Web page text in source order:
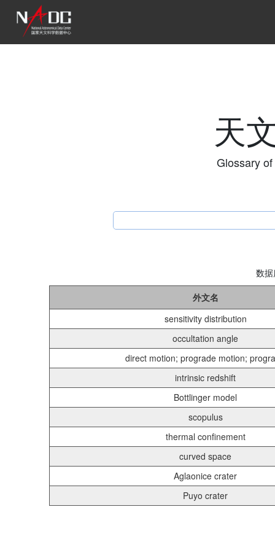
天
Glossary
数
外文名
sensitivity distribution
occultation angle
direct motion; prograde motion;
intrinsic redshift
Bottlinger model
scopulus
thermal confinement
curved space
Aglaonice crater
Puyo crater